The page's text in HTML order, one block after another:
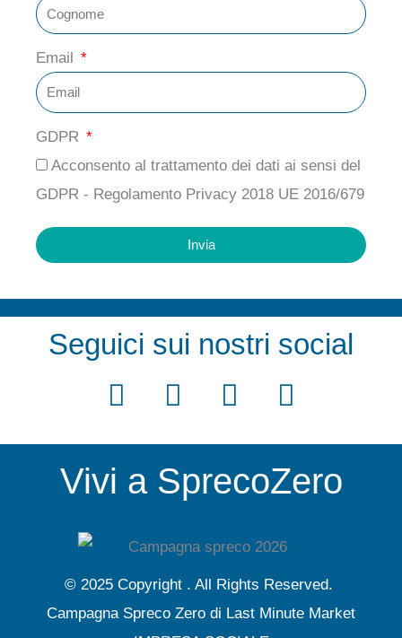
Email
GDPR
Acconsento al trattamento dei dati ai sensi del
GDPR - Regolamento Privacy 2018 UE 2016/679
Invia
a
Seguici sui nostri social
F
c
e
o
o
k
T
i
t
e
r
Y
u
t
b
e
I
s
t
g
r
a
Vivi a SprecoZero
© 2025 Copyright . All Rights Reserved.
Campagna Spreco Zero di Last Minute Market